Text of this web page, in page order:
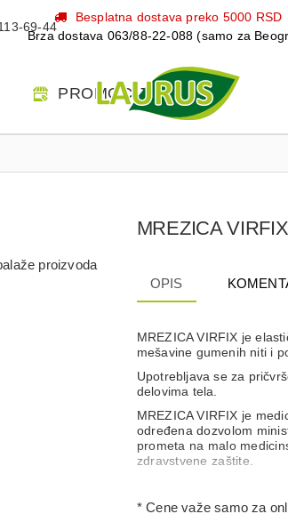
69-44
Besplatna dostava preko 5000 RSD
Brza dostava 063/88-22-088 (samo za
PROMOCIJE
proizvoda
MREZICA
OPIS
MREZICA VIRFIX je
mešavine gumenih niti i
Upotrebljava se za
delovima tela.
MREZICA VIRFIX je
određena dozvolom
prometa na malo
zdravstvene zaštite.
Pre upotrebe pročitati
posavetujte se sa
* Cene važe samo za